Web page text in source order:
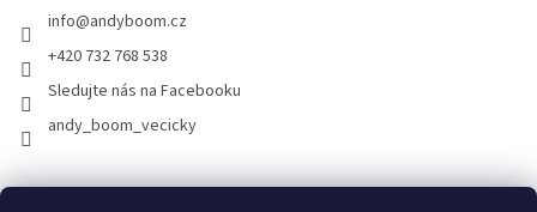
info@andyboom.cz
+420 732 768 538
Sledujte nás na Facebooku
andy_boom_vecicky